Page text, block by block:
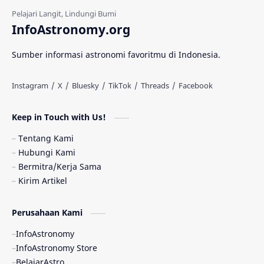
Gerhana Matahari
Quasar
TanyaAstro
Enseladus Gelombang Gravitasi
Indonesia Kerdil Putih
InfoAstronomy.org
Sumber informasi astronomi favoritmu di Indonesia.
Keep in Touch with Us!
Tentang Kami
Hubungi Kami
Bermitra/Kerja Sama
Kirim Artikel
Perusahaan Kami
InfoAstronomy
InfoAstronomy Store